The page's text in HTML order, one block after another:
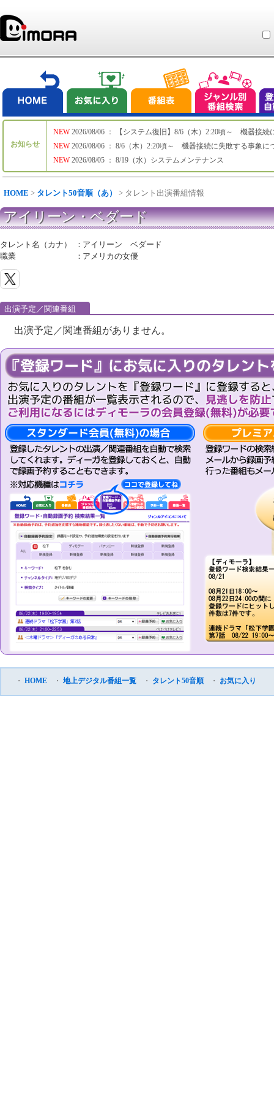
お知らせ
NEW
NEW
NEW
2026/08/06 ： 【システム復旧】8/6（木）2:20頃～ 機器接続
2026/08/06 ： 8/6（木）2:20頃～ 機器接続に失敗する事象に
2026/08/05 ： 8/19（水）システムメンテナンス
HOME > タレント50音順（あ） > タレント出演番組情報
アイリーン・ベダード
タレント名（カナ） ： アイリーン ベダード
職業
： アメリカの女優
出演予定／関連番組
出演予定／関連番組がありません。
・ HOME ・ 地上デジタル番組一覧 ・ タレント50音順 ・ お気に入り